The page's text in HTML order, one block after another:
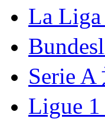
La
Serie A
Ligue 1